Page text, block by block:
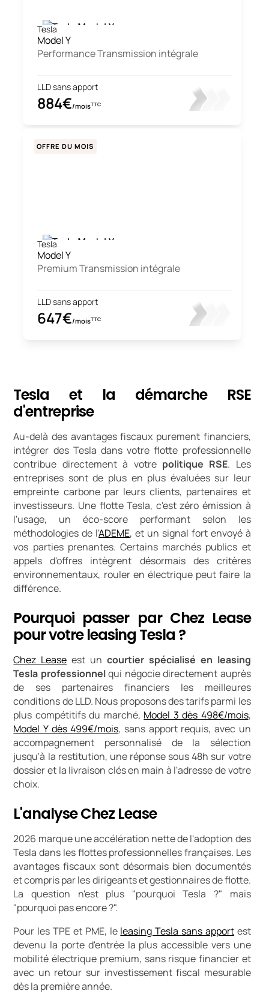
Tesla
Model Y
Performance Transmission intégrale
LLD sans apport
884€/moisTTC
Tesla
Model Y
Premium Transmission intégrale
LLD sans apport
647€/moisTTC
OFFRE DU MOIS
Tesla et la démarche RSE
d'entreprise
Au-delà des avantages fiscaux purement financiers,
intégrer des Tesla dans votre flotte professionnelle
contribue directement à votre politique RSE. Les
entreprises sont de plus en plus évaluées sur leur
empreinte carbone par leurs clients, partenaires et
investisseurs. Une flotte Tesla, c'est zéro émission à
l'usage, un éco-score performant selon les
méthodologies de l'ADEME, et un signal fort envoyé à
vos parties prenantes. Certains marchés publics et
appels d'offres intègrent désormais des critères
environnementaux, rouler en électrique peut faire la
différence.
Pourquoi passer par Chez Lease
pour votre leasing Tesla ?
Chez Lease est un courtier spécialisé en leasing
Tesla professionnelqui négocie directement auprès
de ses partenaires financiers les meilleures
conditions de LLD. Nous proposons des tarifs parmi les
plus compétitifs du marché, Model 3 dès 498€/mois,
Model Y dès 499€/mois, sans apport requis, avec un
accompagnement personnalisé de la sélection
jusqu'à la restitution, une réponse sous 48h sur votre
dossier et la livraison clés en main à l'adresse de votre
choix.
L'analyse Chez Lease
2026 marque une accélération nette de l'adoption des
Tesla dans les flottes professionnelles françaises. Les
avantages fiscaux sont désormais bien documentés
et compris par les dirigeants et gestionnaires de flotte.
La question n'est plus "pourquoi Tesla ?" mais
"pourquoi pas encore ?".
Pour les TPE et PME, le leasing Tesla sans apportest
devenu la porte d'entrée la plus accessible vers une
mobilité électrique premium, sans risque financier et
avec un retour sur investissement fiscal mesurable
dès la première année.